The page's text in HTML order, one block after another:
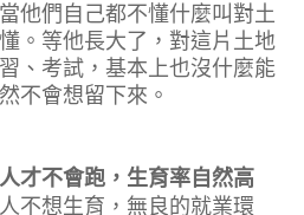
他們自己都不懂什麼叫對土
。等他長大了，對這片土地
、考試，基本上也沒什麼能
不會想留下來。
才不會跑， 生育率自然高
不想生育，無良的就業環